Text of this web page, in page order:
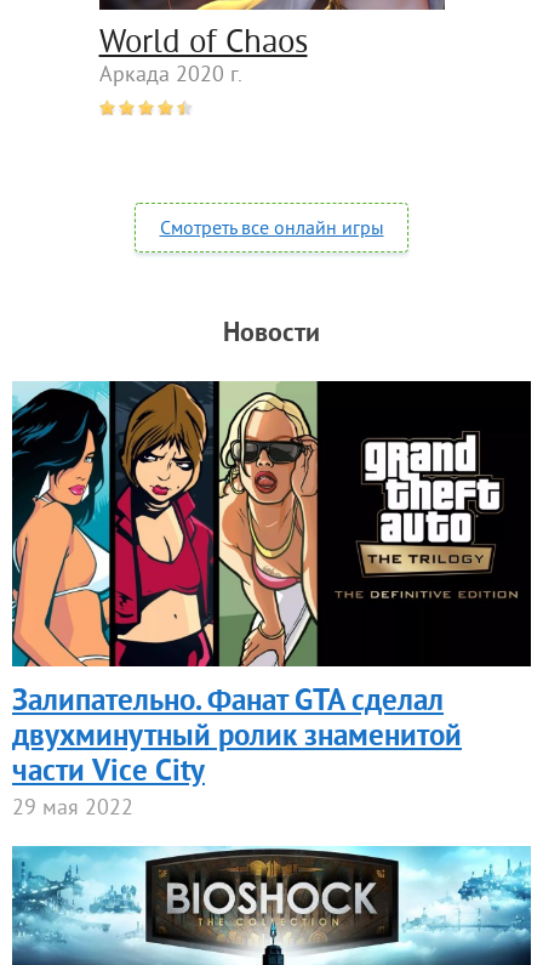
World of Chaos
Аркада 2020 г.
Смотреть все онлайн игры
Новости
Залипательно. Фанат GTA сделал
двухминутный ролик знаменитой
части Vice City
29 мая 2022